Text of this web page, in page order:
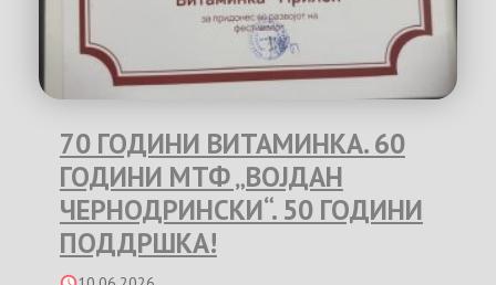
70 ГОДИНИ ВИТАМИНКА. 60
ГОДИНИ МТФ „ВОЈДАН
ЧЕРНОДРИНСКИ“. 50 ГОДИНИ
ПОДДРШКА!